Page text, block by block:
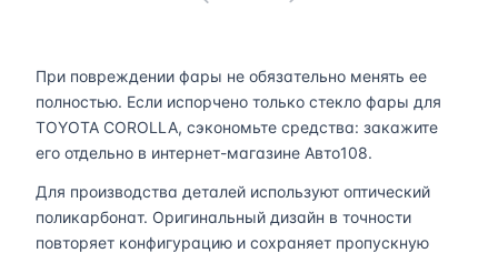
При повреждении фары не обязательно менять ее
полностью. Если испорчено только стекло фары для
TOYOTA COROLLA, сэкономьте средства: закажите
его отдельно в интернет-магазине Авто108.
Для производства деталей используют оптический
поликарбонат. Оригинальный дизайн в точности
повторяет конфигурацию и сохраняет пропускную